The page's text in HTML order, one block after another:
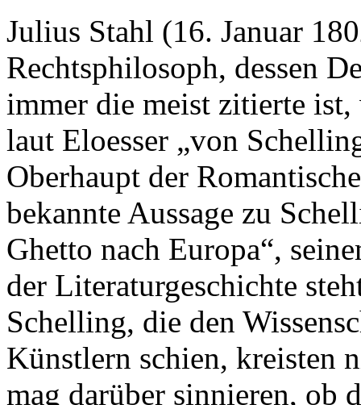
Julius Stahl (16. Januar
Rechtsphilosoph, dessen
immer die meist zitierte
laut Eloesser „von
Oberhaupt der
bekannte Aussage zu
Ghetto nach Europa“,
der Literaturgeschichte
Schelling, die den
Künstlern schien, kreisten
mag darüber sinnieren, ob